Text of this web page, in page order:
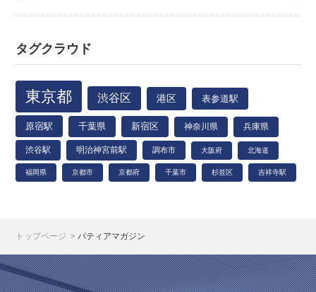
タグクラウド
東京都 渋谷区 港区 表参道駅
原宿駅 千葉県 新宿区 神奈川県 兵庫県
渋谷駅 明治神宮前駅 調布市 大阪府 北海道
福岡県 京都市 京都府 千葉市 杉並区 吉祥寺駅
トップページ パティアマガジン